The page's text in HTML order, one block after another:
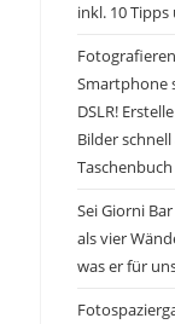
inkl. 10
Smartphone
DSLR!
Bilder
Sei Giorni
als vier
was er für